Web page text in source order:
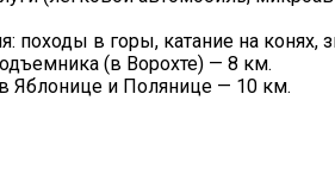
походы в горы, катание на конях,
(в Ворохте) — 8 км.
Яблонице и Полянице — 10 км.